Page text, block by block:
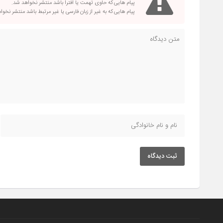
پیام هایی که حاوی تهمت یا افترا باشد منتشر نخواهد شد.
پیام هایی که به غیر از زبان فارسی یا غیر مرتبط باشد منتشر
ثبت دیدگاه